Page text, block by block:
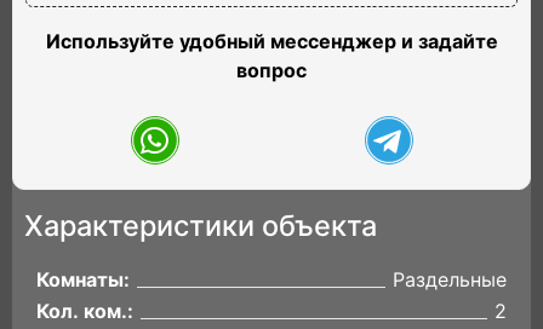
Используйте удобный мессенджер и задайте
вопрос
Характеристики объекта
Комнаты:
Раздельные
Кол. ком.:
2